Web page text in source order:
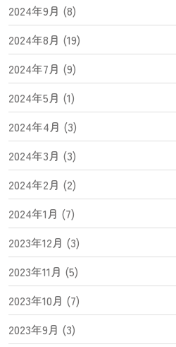
2024年9月 (8)
2024年8月 (19)
2024年7月 (9)
2024年5月 (1)
2024年4月 (3)
2024年3月 (3)
2024年2月 (2)
2024年1月 (7)
2023年12月 (3)
2023年11月 (5)
2023年10月 (7)
2023年9月 (3)